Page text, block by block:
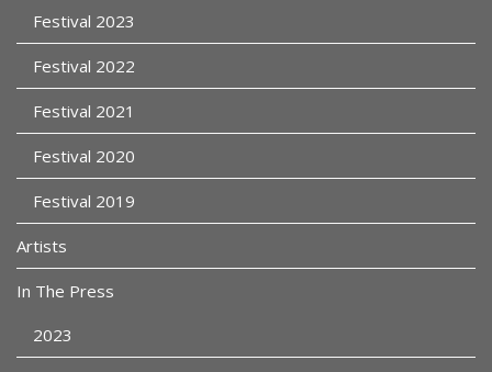
Festival 2023
Festival 2022
Festival 2021
Festival 2020
Festival 2019
Artists
In The Press
2023